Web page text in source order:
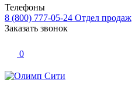
Телефоны
8 (800) 777-05-24 Отдел продаж
Заказать звонок
0